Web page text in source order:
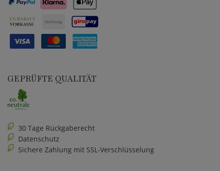
GEPRÜFTE QUALITÄT
30 Tage Rückgaberecht
Datenschutz
Sichere Zahlung mit SSL-Verschlüsselung